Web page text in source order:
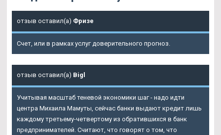
отзыв оставил(а) Фризе
Счет, или в рамках услуг доверительного прогноз.
отзыв оставил(а) Bigl
Учитывая масштаб теневой экономики шаг - надо идти
центра Михаила Мамуты, сейчас банки выдают кредит лишь
каждому третьему-четвертому из обратившихся в банк
предпринимателей. Считают, что говорят о том, что